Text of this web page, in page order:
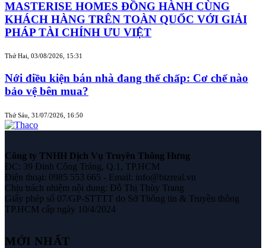
MASTERISE HOMES ĐỒNG HÀNH CÙNG
KHÁCH HÀNG TRÊN TOÀN QUỐC VỚI GIẢI
PHÁP TÀI CHÍNH ƯU VIỆT
Thứ Hai, 03/08/2026, 15:31
Nới điều kiện bán nhà đang thế chấp: Cơ chế nào
bảo vệ bên mua?
Thứ Sáu, 31/07/2026, 16:50
Công ty TNHH Dịch Vụ Truyền Thông Hưng
ĐC: 39 Đinh Công Tráng, Q.1, TP.HCM
Điện thoại: 0985 553 665 - Email: info@bizreal.vn
Chịu trách nhiệm nội dung: Đỗ Thị Thùy Trang
Giấy phép số 07/GP-STTTT do Sở Thông tin & Truyền thông
TP.HCM cấp ngày 10/4/2024
MỚI NHẤT